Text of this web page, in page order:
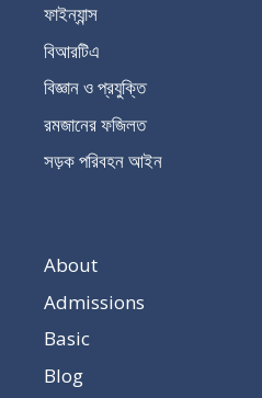
ফাইন্যান্স
বিআরটিএ
বিজ্ঞান ও প্রযুক্তি
রমজানের ফজিলত
সড়ক পরিবহন আইন
About
Admissions
Basic
Blog